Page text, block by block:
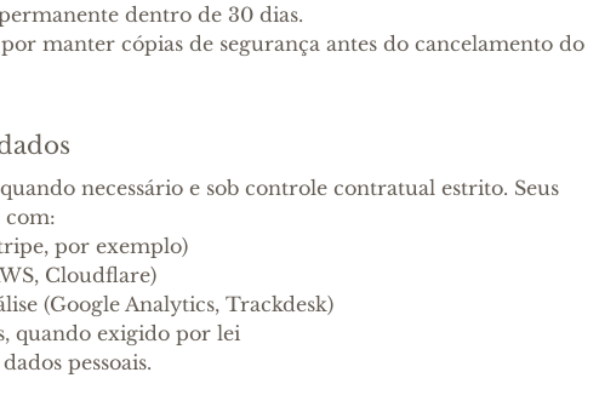
dentro de 30 dias.
manter cópias de segurança antes do cancelamento do
necessário e sob controle contratual estrito. Seus
com:
por exemplo)
Cloudflare)
(Google Analytics, Trackdesk)
quando exigido por lei
pessoais.